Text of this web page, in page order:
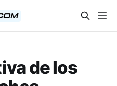
de los